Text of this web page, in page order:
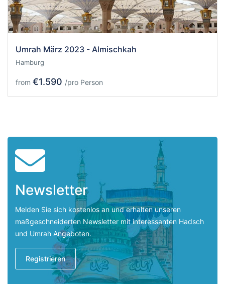
Umrah März 2023 - Almischkah
Hamburg
from €1.590 /pro Person
Newsletter
Melden Sie sich kostenlos an und erhalten unseren
maßgeschneiderten Newsletter mit interessanten Hadsch
und Umrah Angeboten.
Registrieren